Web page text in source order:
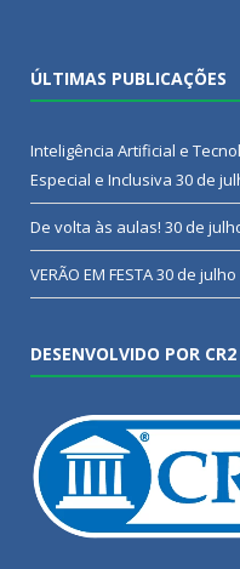
ÚLTIMAS PUBLICAÇÕES
Inteligência Artificial e
Especial e Inclusiva 30 de
De volta às aulas! 30 de
VERÃO EM FESTA30 de julho
DESENVOLVIDO POR CR2